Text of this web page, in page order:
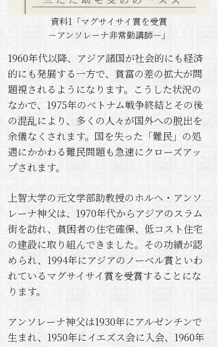
資料1「マグサイサイ賞を受賞
－アンソレーナ非常勤講師－」
1960年代以降、アジア諸国が社会的にも経済
的にも発展する一方で、貧富の差の拡大が問
題視されるようになります。こうした状況の
なかで、1975年のベトナム戦争終結とその後
の混乱により、多くの人々が国外への脱出を
余儀なくされます。国を失った「難民」の処
遇にかかわる難民問題も急速にクローズアッ
プされます。
上智大学の元文学部助教授のホルヘ・アンソ
レーナ神父は、1970年代からアジアのスラム
街を訪れ、貧困者の住宅確保、低コスト住宅
の建設に取り組んできました。その功績が認
められ、1994年にアジアのノーベル賞といわ
れているマグサイサイ賞を受賞することにな
ります。
アンソレーナ神父は1930年にアルゼンチンで
生まれ、1950年にイエズス会に入会、1960年